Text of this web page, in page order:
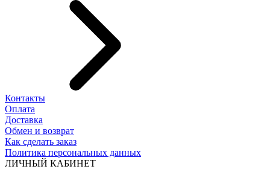
Контакты
Оплата
Доставка
Обмен и возврат
Как сделать заказ
Политика персональных данных
ЛИЧНЫЙ КАБИНЕТ